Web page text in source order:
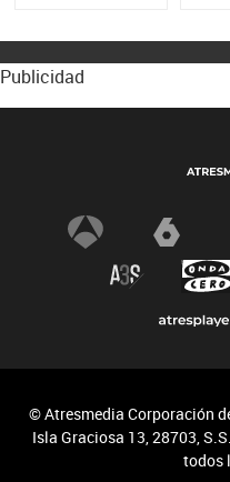
Publicidad
© Atresmedia Corporación
Isla Graciosa 13, 28703,
todos